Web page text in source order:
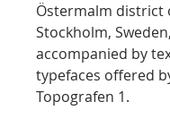
Östermalm district
Stockholm, Sweden,
accompanied by
typefaces offered
Topografen 1.